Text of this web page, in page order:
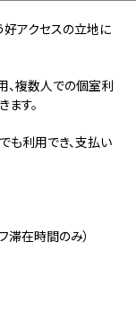
好アクセスの立地に
、複数人での個室利
す。
も利用でき、支払い
滞在時間のみ）